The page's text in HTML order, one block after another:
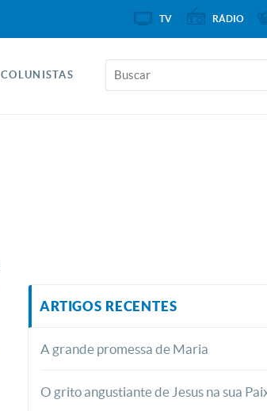
COLUNISTAS
ARTIGOS RECENTES
A grande promessa de Maria
O grito angustiante de Jesus na sua
TV RÁDIO